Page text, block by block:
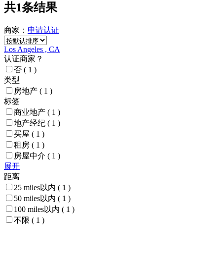
共1条结果
商家： 申请认证
Los Angeles , CA
认证商家？
否 ( 1 )
类型
房地产 ( 1 )
标签
商业地产 ( 1 )
地产经纪 ( 1 )
买屋 ( 1 )
租房 ( 1 )
房屋中介 ( 1 )
展开
距离
25 miles以内 ( 1 )
50 miles以内 ( 1 )
100 miles以内 ( 1 )
不限 ( 1 )